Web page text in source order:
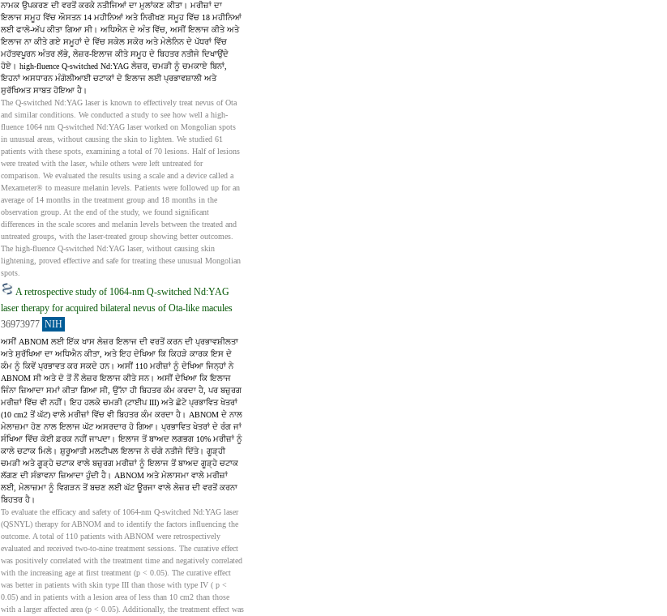
ਨਾਮਕ ਉਪਕਰਣ ਦੀ ਵਰਤੋਂ ਕਰਕੇ ਨਤੀਜਿਆਂ ਦਾ ਮੁਲਾਂਕਣ ਕੀਤਾ। ਮਰੀਜ਼ਾਂ ਦਾ
ਇਲਾਜ ਸਮੂਹ ਵਿੱਚ ਔਸਤਨ 14 ਮਹੀਨਿਆਂ ਅਤੇ ਨਿਰੀਖਣ ਸਮੂਹ ਵਿੱਚ 18 ਮਹੀਨਿਆਂ
ਲਈ ਫਾਲੋ-ਅੱਪ ਕੀਤਾ ਗਿਆ ਸੀ। ਅਧਿਐਨ ਦੇ ਅੰਤ ਵਿੱਚ, ਅਸੀਂ ਇਲਾਜ ਕੀਤੇ ਅਤੇ
ਇਲਾਜ ਨਾ ਕੀਤੇ ਗਏ ਸਮੂਹਾਂ ਦੇ ਵਿੱਚ ਸਕੇਲ ਸਕੋਰ ਅਤੇ ਮੇਲੇਨਿਨ ਦੇ ਪੱਧਰਾਂ ਵਿੱਚ
ਮਹੱਤਵਪੂਰਨ ਅੰਤਰ ਲੱਭੇ, ਲੇਜ਼ਰ-ਇਲਾਜ ਕੀਤੇ ਸਮੂਹ ਦੇ ਬਿਹਤਰ ਨਤੀਜੇ ਦਿਖਾਉਂਦੇ
ਹੋਏ। high-fluence Q-switched Nd:YAG ਲੇਜ਼ਰ, ਚਮੜੀ ਨੂੰ ਚਮਕਾਏ ਬਿਨਾਂ,
ਇਹਨਾਂ ਅਸਧਾਰਨ ਮੰਗੋਲੀਆਈ ਚਟਾਕਾਂ ਦੇ ਇਲਾਜ ਲਈ ਪ੍ਰਭਾਵਸ਼ਾਲੀ ਅਤੇ
ਸੁਰੱਖਿਅਤ ਸਾਬਤ ਹੋਇਆ ਹੈ।
The Q-switched Nd:YAG laser is known to effectively treat nevus of Ota
and similar conditions. We conducted a study to see how well a high-
fluence 1064 nm Q-switched Nd:YAG laser worked on Mongolian spots
in unusual areas, without causing the skin to lighten. We studied 61
patients with these spots, examining a total of 70 lesions. Half of lesions
were treated with the laser, while others were left untreated for
comparison. We evaluated the results using a scale and a device called a
Mexameter® to measure melanin levels. Patients were followed up for an
average of 14 months in the treatment group and 18 months in the
observation group. At the end of the study, we found significant
differences in the scale scores and melanin levels between the treated and
untreated groups, with the laser-treated group showing better outcomes.
The high-fluence Q-switched Nd:YAG laser, without causing skin
lightening, proved effective and safe for treating these unusual Mongolian
spots.
A retrospective study of 1064-nm Q-switched Nd:YAG
laser therapy for acquired bilateral nevus of Ota-like macules
36973977 NIH
ਅਸੀਂ ABNOM ਲਈ ਇੱਕ ਖਾਸ ਲੇਜ਼ਰ ਇਲਾਜ ਦੀ ਵਰਤੋਂ ਕਰਨ ਦੀ ਪ੍ਰਭਾਵਸ਼ੀਲਤਾ
ਅਤੇ ਸੁਰੱਖਿਆ ਦਾ ਅਧਿਐਨ ਕੀਤਾ, ਅਤੇ ਇਹ ਦੇਖਿਆ ਕਿ ਕਿਹੜੇ ਕਾਰਕ ਇਸ ਦੇ
ਕੰਮ ਨੂੰ ਕਿਵੇਂ ਪ੍ਰਭਾਵਤ ਕਰ ਸਕਦੇ ਹਨ। ਅਸੀਂ 110 ਮਰੀਜ਼ਾਂ ਨੂੰ ਦੇਖਿਆ ਜਿਨ੍ਹਾਂ ਨੇ
ABNOM ਸੀ ​​ਅਤੇ ਦੋ ਤੋਂ ਨੌਂ ਲੇਜ਼ਰ ਇਲਾਜ ਕੀਤੇ ਸਨ। ਅਸੀਂ ਦੇਖਿਆ ਕਿ ਇਲਾਜ
ਜਿੰਨਾ ਜ਼ਿਆਦਾ ਸਮਾਂ ਕੀਤਾ ਗਿਆ ਸੀ, ਉੱਨਾ ਹੀ ਬਿਹਤਰ ਕੰਮ ਕਰਦਾ ਹੈ, ਪਰ ਬਜ਼ੁਰਗ
ਮਰੀਜ਼ਾਂ ਵਿੱਚ ਵੀ ਨਹੀਂ। ਇਹ ਹਲਕੇ ਚਮੜੀ (ਟਾਈਪ III) ਅਤੇ ਛੋਟੇ ਪ੍ਰਭਾਵਿਤ ਖੇਤਰਾਂ
(10 cm2 ਤੋਂ ਘੱਟ) ਵਾਲੇ ਮਰੀਜ਼ਾਂ ਵਿੱਚ ਵੀ ਬਿਹਤਰ ਕੰਮ ਕਰਦਾ ਹੈ। ABNOM ਦੇ ਨਾਲ
ਮੇਲਾਜ਼ਮਾ ਹੋਣ ਨਾਲ ਇਲਾਜ ਘੱਟ ਅਸਰਦਾਰ ਹੋ ਗਿਆ। ਪ੍ਰਭਾਵਿਤ ਖੇਤਰਾਂ ਦੇ ਰੰਗ ਜਾਂ
ਸੰਖਿਆ ਵਿੱਚ ਕੋਈ ਫ਼ਰਕ ਨਹੀਂ ਜਾਪਦਾ। ਇਲਾਜ ਤੋਂ ਬਾਅਦ ਲਗਭਗ 10% ਮਰੀਜ਼ਾਂ ਨੂੰ
ਕਾਲੇ ਚਟਾਕ ਮਿਲੇ। ਸ਼ੁਰੂਆਤੀ ਮਲਟੀਪਲ ਇਲਾਜ ਨੇ ਚੰਗੇ ਨਤੀਜੇ ਦਿੱਤੇ। ਗੂੜ੍ਹੀ
ਚਮੜੀ ਅਤੇ ਗੂੜ੍ਹੇ ਚਟਾਕ ਵਾਲੇ ਬਜ਼ੁਰਗ ਮਰੀਜ਼ਾਂ ਨੂੰ ਇਲਾਜ ਤੋਂ ਬਾਅਦ ਗੂੜ੍ਹੇ ਚਟਾਕ
ਲੱਗਣ ਦੀ ਸੰਭਾਵਨਾ ਜ਼ਿਆਦਾ ਹੁੰਦੀ ਹੈ। ABNOM ਅਤੇ ਮੇਲਾਸਮਾ ਵਾਲੇ ਮਰੀਜ਼ਾਂ
ਲਈ, ਮੇਲਾਜ਼ਮਾ ਨੂੰ ਵਿਗੜਨ ਤੋਂ ਬਚਣ ਲਈ ਘੱਟ ਊਰਜਾ ਵਾਲੇ ਲੇਜ਼ਰ ਦੀ ਵਰਤੋਂ ਕਰਨਾ
ਬਿਹਤਰ ਹੈ।
To evaluate the efficacy and safety of 1064-nm Q-switched Nd:YAG laser
(QSNYL) therapy for ABNOM and to identify the factors influencing the
outcome. A total of 110 patients with ABNOM were retrospectively
evaluated and received two-to-nine treatment sessions. The curative effect
was positively correlated with the treatment time and negatively correlated
with the increasing age at first treatment (p < 0.05). The curative effect
was better in patients with skin type III than those with type IV ( p <
0.05) and in patients with a lesion area of less than 10 cm2 than those
with a larger affected area (p < 0.05). Additionally, the treatment effect was